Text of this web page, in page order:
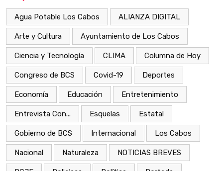
Agua Potable Los Cabos ALIANZA DIGITAL
Arte y Cultura Ayuntamiento de Los Cabos
Ciencia y Tecnología CLIMA Columna de Hoy
Congreso de BCS Covid-19 Deportes
Economía Educación Entretenimiento
Entrevista Con... Esquelas Estatal
Gobierno de BCS Internacional Los Cabos
Nacional Naturaleza NOTICIAS BREVES